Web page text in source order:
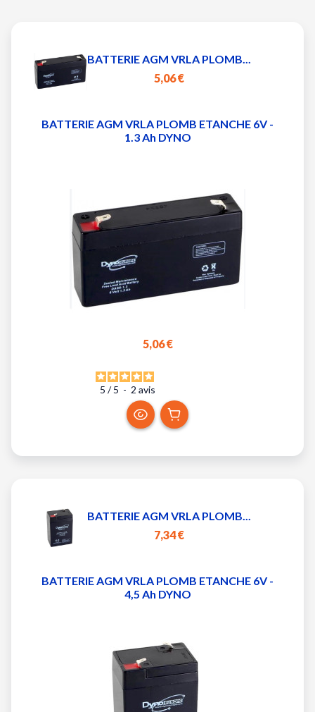
BATTERIE AGM VRLA PLOMB...
5,06 €
BATTERIE AGM VRLA PLOMB ETANCHE 6V -
1.3 Ah DYNO
5,06 €
5 / 5 - 2 avis
BATTERIE AGM VRLA PLOMB...
7,34 €
BATTERIE AGM VRLA PLOMB ETANCHE 6V -
4,5 Ah DYNO